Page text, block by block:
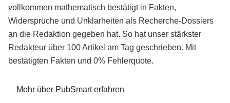
vollkommen mathematisch bestätigt in Fakten,
Widersprüche und Unklarheiten als Recherche-Dossiers
an die Redaktion gegeben hat. So hat unser stärkster
Redakteur über 100 Artikel am Tag geschrieben. Mit
bestätigten Fakten und 0% Fehlerquote.
Mehr über PubSmart erfahren